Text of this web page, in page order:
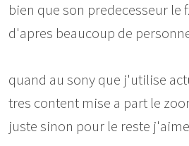
bien que son predecesseur le
d'apres beaucoup de
quand au sony que j'utilise
tres content mise a part le
juste sinon pour le reste